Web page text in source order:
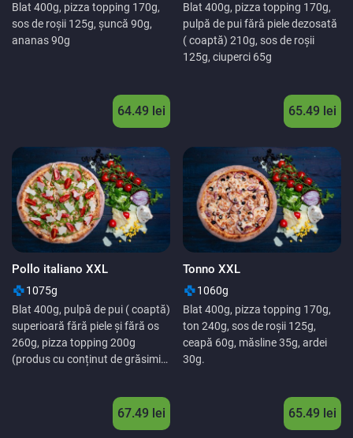
Blat 400g, pizza topping 170g,
sos de roșii 125g, șuncă 90g,
ananas 90g
64.49 lei
Blat 400g, pizza topping 170g,
pulpă de pui fără piele dezosată
( coaptă) 210g, sos de roșii
125g, ciuperci 65g
65.49 lei
Pollo italiano XXL
1075g
Blat 400g, pulpă de pui ( coaptă)
superioară fără piele și fără os
260g, pizza topping 200g
(produs cu conținut de grăsimi
67.49 lei
Tonno XXL
1060g
Blat 400g, pizza topping 170g,
ton 240g, sos de roșii 125g,
ceapă 60g, măsline 35g, ardei
30g.
65.49 lei